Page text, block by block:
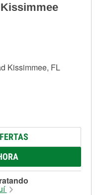
Kissimmee, FL